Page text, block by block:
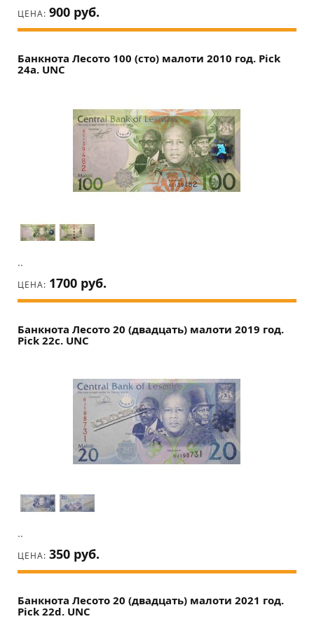
ЦЕНА: 900 руб.
Банкнота Лесото 100 (сто) малоти 2010 год. Pick
24a. UNC
..
ЦЕНА: 1700 руб.
Банкнота Лесото 20 (двадцать) малоти 2019 год.
Pick 22c. UNC
..
ЦЕНА: 350 руб.
Банкнота Лесото 20 (двадцать) малоти 2021 год.
Pick 22d. UNC